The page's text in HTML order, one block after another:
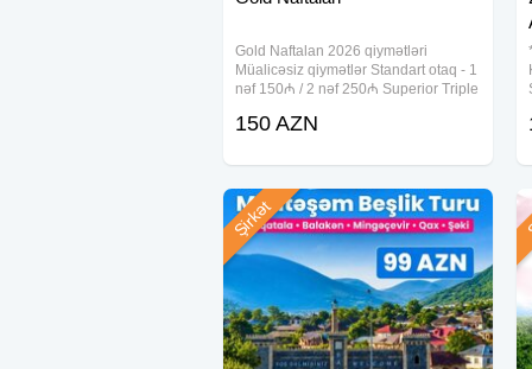
Gold Naftalan 2026 qiymətləri
Müalicəsiz qiymətlər Standart otaq - 1
nəf 150₼ / 2 nəf 250₼ Superior Triple
- 500₼ Suit otaq - 1 nəf 220₼ / 2 nəf
150 AZN
Şirkət